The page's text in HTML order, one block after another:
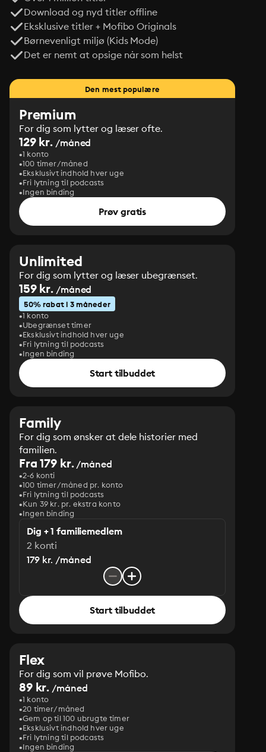
Download og nyd titler offline
Eksklusive titler + Mofibo Originals
Børnevenligt miljø (Kids Mode)
Det er nemt at opsige når som helst
Den mest populære
Premium
For dig som lytter og læser ofte.
129 kr. /måned
1 konto
100 timer/måned
Eksklusivt indhold hver uge
Fri lytning til podcasts
Ingen binding
Prøv gratis
Unlimited
For dig som lytter og læser ubegrænset.
159 kr. /måned
50% rabat i 3 måneder
1 konto
Ubegrænset timer
Eksklusivt indhold hver uge
Fri lytning til podcasts
Ingen binding
Start tilbuddet
Family
For dig som ønsker at dele historier med
familien.
Fra 179 kr./måned
2-6 konti
100 timer/måned pr. konto
Fri lytning til podcasts
Kun 39 kr. pr. ekstra konto
Ingen binding
Dig + 1 familiemedlem
2 konti
179 kr. /måned
Start tilbuddet
Flex
For dig som vil prøve Mofibo.
89 kr. /måned
1 konto
20 timer/måned
Gem op til 100 ubrugte timer
Eksklusivt indhold hver uge
Fri lytning til podcasts
Ingen binding